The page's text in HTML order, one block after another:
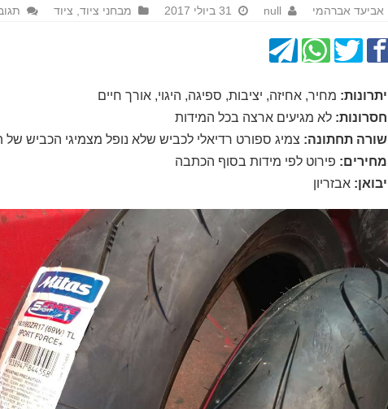
אביעד אברהמי null 31 ביולי 2017 מבחני ציוד, ציוד
יתרונות: מחיר, אחיזה, יציבות, ספיגה, היגוי, אורך חיים
חסרונות: לא מגיעים ארצה בכל המידות
שורה תחתונה: צמיג ספורט רדיאלי לכביש שלא נופל מצמיגי הכביש של
מחירים: פירוט לפי מידות בסוף הכתבה
יבואן: אבזריון